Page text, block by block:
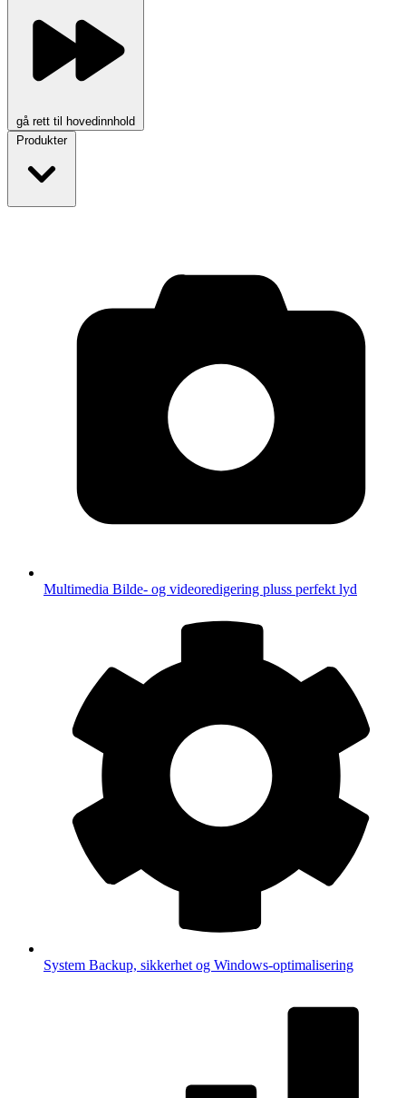
gå rett til hovedinnhold
Produkter
Multimedia Bilde- og videoredigering pluss perfekt lyd
System Backup, sikkerhet og Windows-optimalisering